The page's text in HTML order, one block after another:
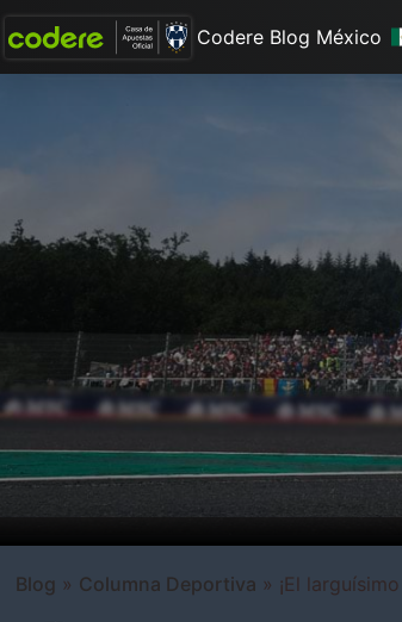
Codere Blog México
Blog » Columna Deportiva » ¡El